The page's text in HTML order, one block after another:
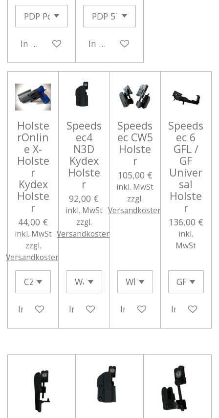
In den WarenkorbIn den Warenkorb
Holste
rOnlin
e X-
Holste
r
Kydex
Holste
r
44,00 €
inkl. MwSt
zzgl.
Versandkosten
In den Warenkorb
Speeds
ec4
N3D
Kydex
Holste
r
92,00 €
inkl. MwSt
zzgl.
Versandkosten
In den Warenkorb
Speeds
ec CW5
Holste
r
105,00 €
inkl. MwSt
zzgl.
Versandkosten
In den Warenkorb
Speeds
ec 6
GFL /
GF
Univer
sal
Holste
r
136,00 €
inkl.
MwSt
In den